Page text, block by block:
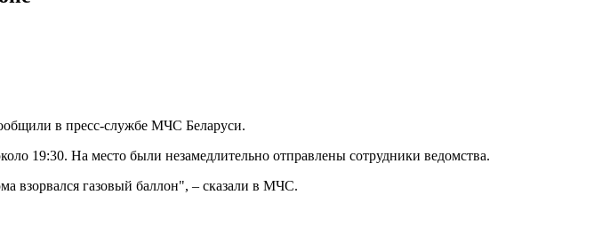
в пресс-службе МЧС Беларуси.
19:30. На место были незамедлительно отправлены сотрудники ведомства.
взорвался газовый баллон", – сказали в МЧС.